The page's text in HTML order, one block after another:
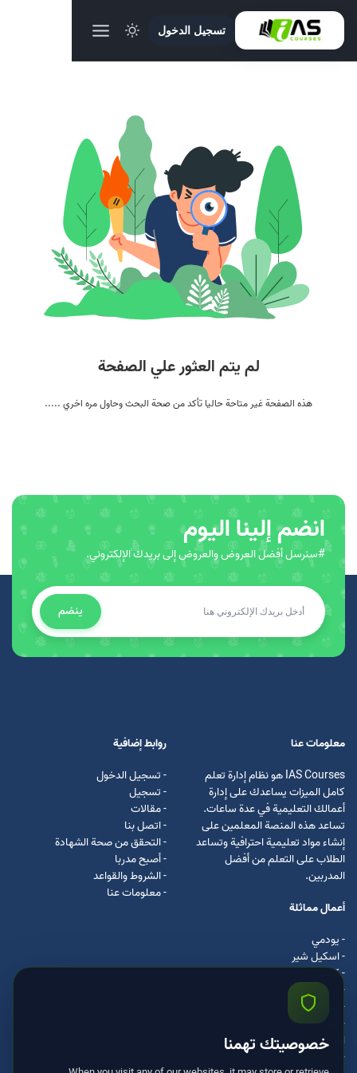
تسجيل الدخول
لم يتم العثور علي الصفحة
هذه الصفحة غير متاحة حاليا تأكد من صحة البحث وحاول مره اخري .....
انضم إلينا اليوم
#سنرسل أفضل العروض والعروض إلى بريدك الإلكتروني.
ينضم
معلومات عنا
IAS Courses هو نظام إدارة تعلم
كامل الميزات يساعدك على إدارة
أعمالك التعليمية في عدة ساعات.
تساعد هذه المنصة المعلمين على
إنشاء مواد تعليمية احترافية وتساعد
الطلاب على التعلم من أفضل
المدربين.
روابط إضافية
- تسجيل الدخول
- تسجيل
- مقالات
- اتصل بنا
- التحقق من صحة الشهادة
- أصبح مدربا
- الشروط والقواعد
- معلومات عنا
أعمال مماثلة
- يودمي
- اسکیل شیر
- كرس ايرا
- لیندا
- اسكيل سفت
- اوداسيتي
ادكس
- مستر كلس
خصوصيتك تهمنا